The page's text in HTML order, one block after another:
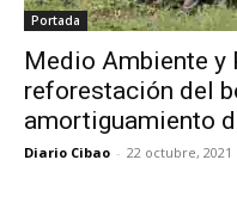
Portada
Medio Ambiente y
reforestación del
amortiguamiento
Diario Cibao - 22 octubre, 2021